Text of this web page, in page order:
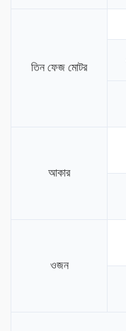
তিন ফেজ মোটর
আকার
ওজন